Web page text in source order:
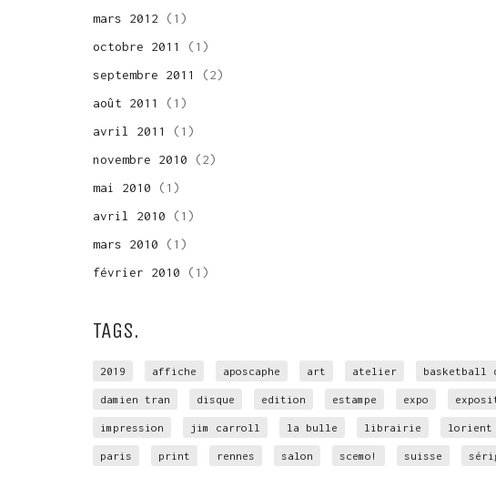
mars 2012 (1)
octobre 2011
(1)
septembre 2011
(2)
août 2011
(1)
avril 2011
(1)
novembre 2010 (2)
mai 2010 (1)
avril 2010 (1)
mars 2010 (1)
février 2010 (1)
TAGS.
2019 affiche aposcaphe art atelier basketball
damien tran disque edition estampe expo
impression jim carroll la bulle librairie lorient
paris print rennes salon scemo! suisse